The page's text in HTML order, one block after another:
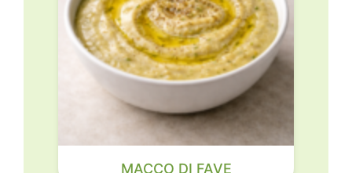
MACCO DI FAVE